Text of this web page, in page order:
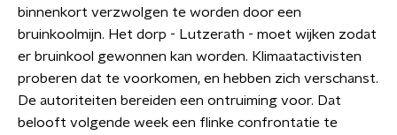
binnenkort verzwolgen te worden door een
bruinkoolmijn. Het dorp - Lutzerath - moet wijken zodat
er bruinkool gewonnen kan worden. Klimaatactivisten
proberen dat te voorkomen, en hebben zich verschanst.
De autoriteiten bereiden een ontruiming voor. Dat
belooft volgende week een flinke confrontatie te